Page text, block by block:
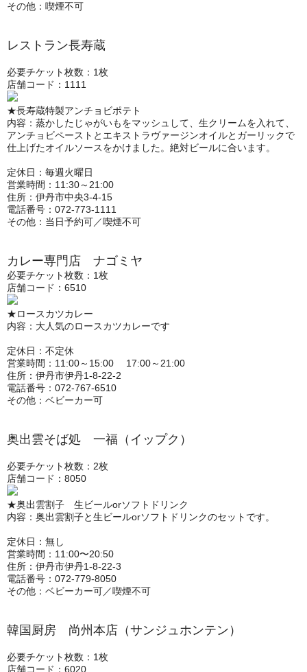
その他：喫煙不可
レストラン長寿蔵
必要チケット枚数：1枚
店舗コード：1111
★長寿蔵特製アンチョビポテト
内容：蒸かしたじゃがいもをマッシュして、生クリームを入れて、
アンチョビペーストとエキストラヴァージンオイルとガーリックで
仕上げたオイルソースをかけました。絶対ビールに合います。
定休日：毎週火曜日
営業時間：11:30～21:00
住所：伊丹市中央3‐4‐15
電話番号：072-773-1111
その他：当日予約可／喫煙不可
カレー専門店 ナゴミヤ
必要チケット枚数：1枚
店舗コード：6510
★ロースカツカレー
内容：大人気のロースカツカレーです
定休日：不定休
営業時間：11:00～15:00 17:00～21:00
住所：伊丹市伊丹1-8-22-2
電話番号：072-767-6510
その他：ベビーカー可
奥出雲そば処 一福（イップク）
必要チケット枚数：2枚
店舗コード：8050
★奥出雲割子 生ビールorソフトドリンク
内容：奥出雲割子と生ビールorソフトドリンクのセットです。
定休日：無し
営業時間：11:00〜20:50
住所：伊丹市伊丹1-8-22-3
電話番号：072-779-8050
その他：ベビーカー可／喫煙不可
韓国厨房 尚州本店（サンジュホンテン）
必要チケット枚数：1枚
店舗コード：6020